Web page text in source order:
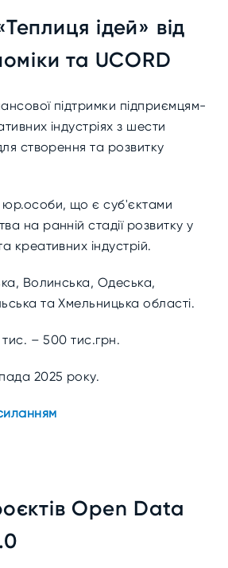
ідей» від
та UCORD
підтримки підприємцям-
індустріях з шести
створення та розвитку
що є суб'єктами
на ранній стадії розвитку у
креативних індустрій.
Волинська, Одеська,
та Хмельницька області.
тис. – 500 тис.грн.
2025 року.
Open Data